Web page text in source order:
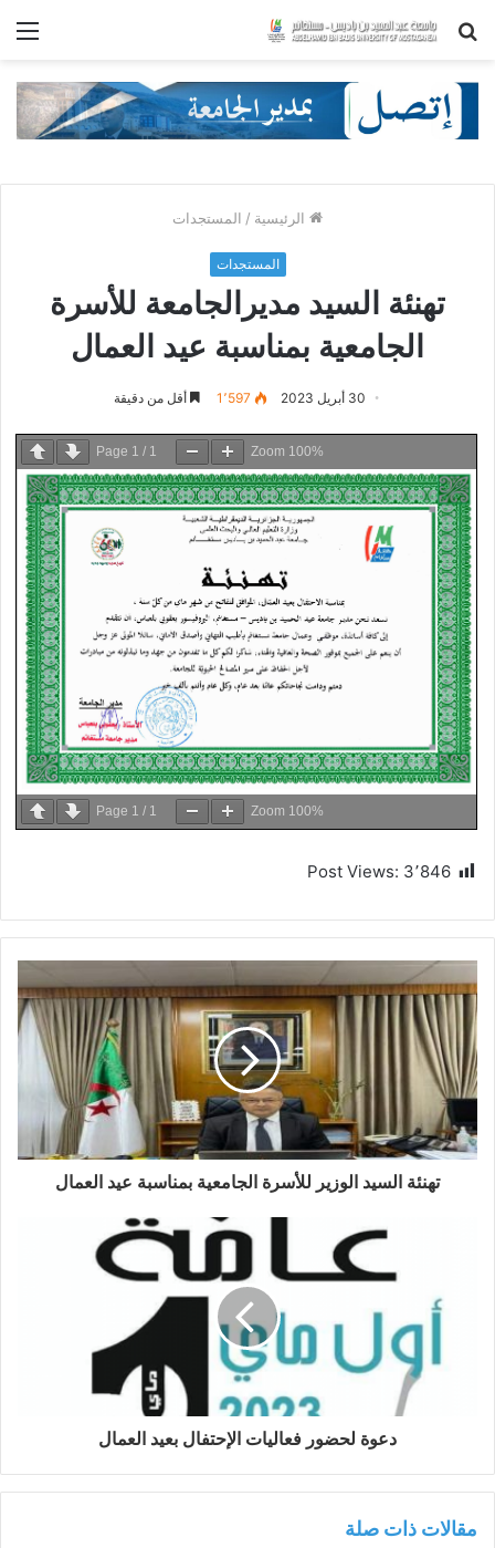
بحث
الرئيسية / المستجدات
المستجدات
تهنئة السيد مديرالجامعة للأسرة
الجامعية بمناسبة عيد العمال
30 أبريل 2023 1٬597 أقل من دقيقة
Page 1 / 1 Zoom 100%
Page 1 / 1 Zoom 100%
Post Views: 3٬846
تهنئة السيد الوزير للأسرة الجامعية بمناسبة عيد العمال
دعوة لحضور فعاليات الإحتفال بعيد العمال
مقالات ذات صلة